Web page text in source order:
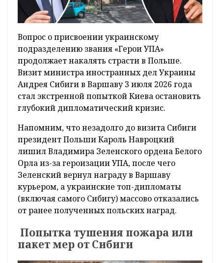
Вопрос о присвоении украинскому
подразделению звания «Герои УПА»
продолжает накалять страсти в Польше.
Визит министра иностранных дел Украины
Андрея Сибиги в Варшаву 3 июля 2026 года
стал экстренной попыткой Киева остановить
глубокий дипломатический кризис.
Напомним, что незадолго до визита Сибиги
президент Польши Кароль Навроцкий
лишил Владимира Зеленского ордена Белого
Орла из-за героизации УПА, после чего
Зеленский вернул награду в Варшаву
курьером, а украинские топ-дипломаты
(включая самого Сибигу) массово отказались
от ранее полученных польских наград.
Попытка тушения пожара или
пакет мер от Сибиги